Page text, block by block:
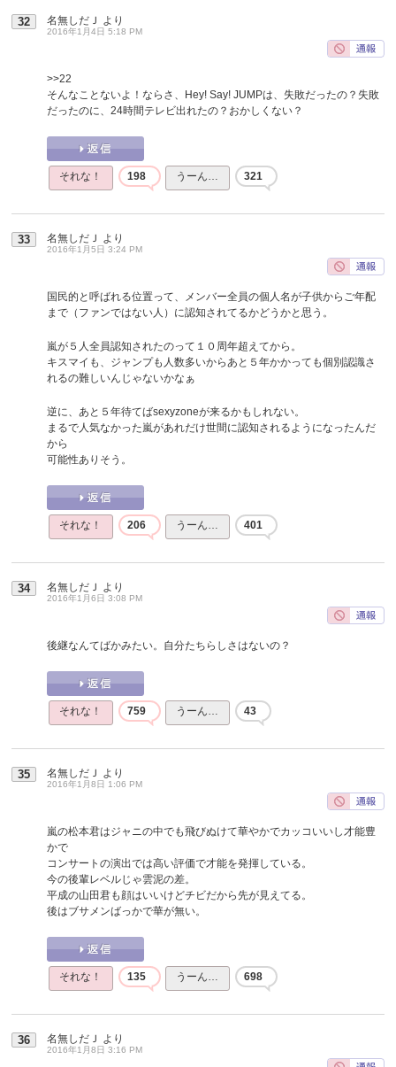
32 名無しだＪ より
2016年1月4日 5:18 PM
>>22
そんなことないよ！ならさ、Hey! Say! JUMPは、失敗だったの？失敗
だったのに、24時間テレビ出れたの？おかしくない？
それな！ 198 うーん… 321
33 名無しだＪ より
2016年1月5日 3:24 PM
国民的と呼ばれる位置って、メンバー全員の個人名が子供からご年配
まで（ファンではない人）に認知されてるかどうかと思う。
嵐が５人全員認知されたのって１０周年超えてから。
キスマイも、ジャンプも人数多いからあと５年かかっても個別認識さ
れるの難しいんじゃないかなぁ
逆に、あと５年待てばsexyzoneが来るかもしれない。
まるで人気なかった嵐があれだけ世間に認知されるようになったんだ
から
可能性ありそう。
それな！ 206 うーん… 401
34 名無しだＪ より
2016年1月6日 3:08 PM
後継なんてばかみたい。自分たちらしさはないの？
それな！ 759 うーん… 43
35 名無しだＪ より
2016年1月8日 1:06 PM
嵐の松本君はジャニの中でも飛びぬけて華やかでカッコいいし才能豊
かで
コンサートの演出では高い評価で才能を発揮している。
今の後輩レベルじゃ雲泥の差。
平成の山田君も顔はいいけどチビだから先が見えてる。
後はブサメンばっかで華が無い。
それな！ 135 うーん… 698
36 名無しだＪ より
2016年1月8日 3:16 PM